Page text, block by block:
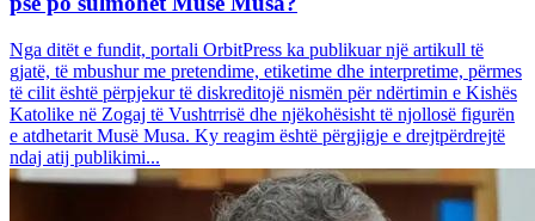
Nga ditët e fundit, portali OrbitPress ka publikuar një artikull të
gjatë, të mbushur me pretendime, etiketime dhe interpretime, përmes
të cilit është përpjekur të diskreditojë nismën për ndërtimin e Kishës
Katolike në Zogaj të Vushtrrisë dhe njëkohësisht të njollosë figurën
e atdhetarit Musë Musa. Ky reagim është përgjigje e drejtpërdrejtë
ndaj atij publikimi...